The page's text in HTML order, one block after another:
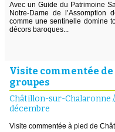
Avec un Guide du Patrimoine
Notre-Dame de
comme une sentinelle domine
décors baroques...
Visite commentée
groupes
Châtillon-sur-Chalaronne
décembre
Visite commentée à pied de